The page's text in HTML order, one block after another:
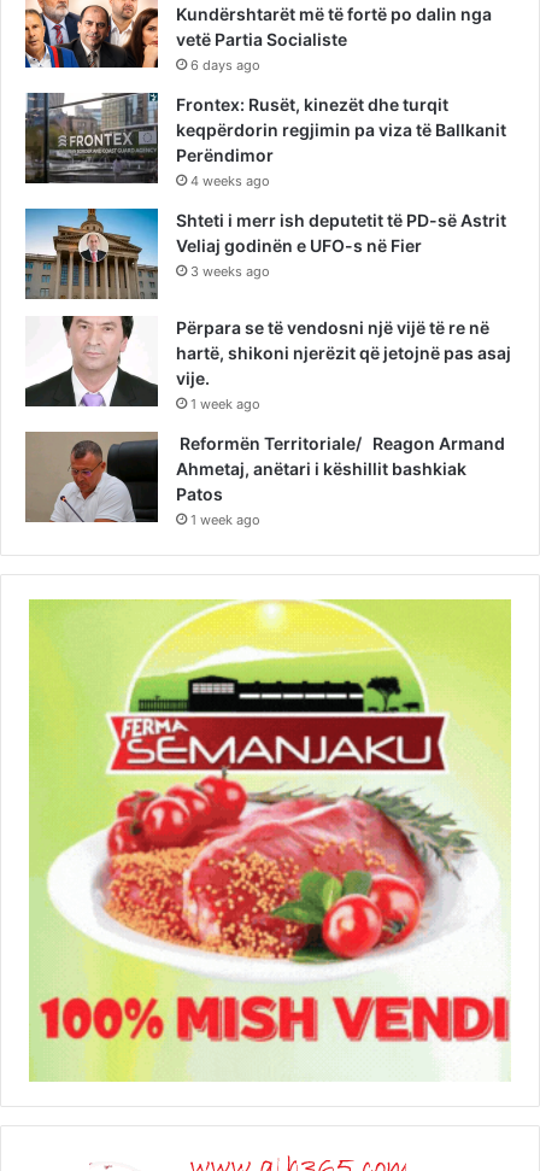
Kundërshtarët më të fortë po dalin nga
vetë Partia Socialiste
6 days ago
Frontex: Rusët, kinezët dhe turqit
keqpërdorin regjimin pa viza të Ballkanit
Perëndimor
4 weeks ago
Shteti i merr ish deputetit të PD-së Astrit
Veliaj godinën e UFO-s në Fier
3 weeks ago
Përpara se të vendosni një vijë të re në
hartë, shikoni njerëzit që jetojnë pas asaj
vije.
1 week ago
Reformën Territoriale/ Reagon Armand
Ahmetaj, anëtari i këshillit bashkiak
Patos
1 week ago